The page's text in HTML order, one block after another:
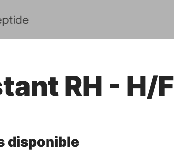
RH - H/F
disponible